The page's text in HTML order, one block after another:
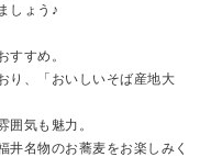
しょう♪
すすめ。
り、「おいしいそば産地大
気も魅力。
井名物のお蕎麦をお楽しみく